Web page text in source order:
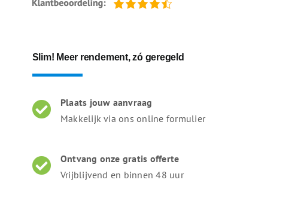
Slim! Meer rendement, zó geregeld
Plaats jouw aanvraag
Makkelijk via ons online formulier
Ontvang onze gratis offerte
Vrijblijvend en binnen 48 uur